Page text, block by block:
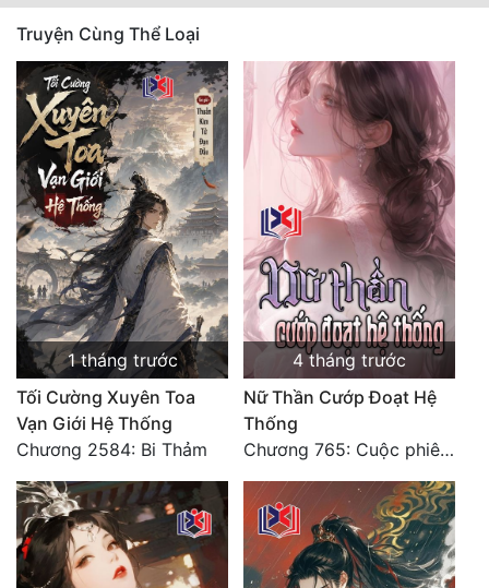
Linh Dị
Lịch Sử
Mưu Mô
Mạt Thế
Mỹ Thực
Ngôn Tình
Ngược
Nữ Cường
Nữ Phụ
Phong Thủy - Tâm Linh
Phương Tây
Phản Phái
Quan Trường
Truyện Cùng Thể Loại
1 tháng trước
Tối Cường Xuyên Toa
Vạn Giới Hệ Thống
Chương 2584: Bi Thảm
4 tháng trước
Nữ Thần Cướp Đoạt Hệ
Thống
Chương 765: Cuộc phiêu lưu cuối cùng (Đại kết cục) [HẾT]